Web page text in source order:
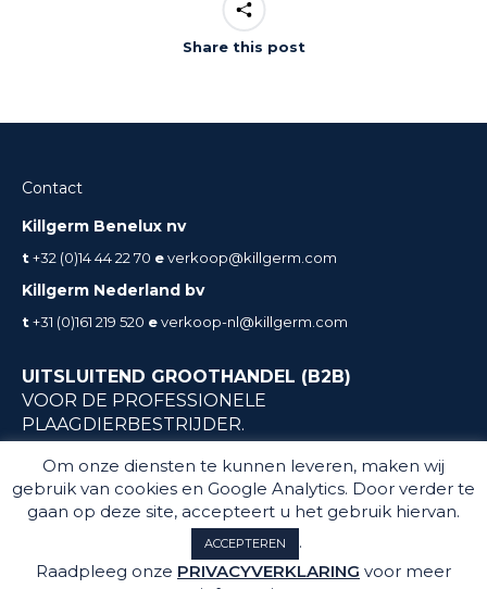
Share this post
Contact
Killgerm Benelux nv
t+32 (0)14 44 22 70 everkoop@killgerm.com
Killgerm Nederland bv
t+31 (0)161 219 520 everkoop-nl@killgerm.com
UITSLUITEND GROOTHANDEL (B2B)
VOOR DE PROFESSIONELE
PLAAGDIERBESTRIJDER.
Geen particuliere verkoop
Om onze diensten te kunnen leveren, maken wij
gebruik van cookies en Google Analytics. Door verder te
gaan op deze site, accepteert u het gebruik hiervan.
ACCEPTEREN
.
Raadpleeg onze PRIVACYVERKLARING voor meer